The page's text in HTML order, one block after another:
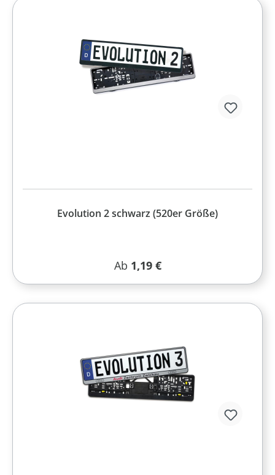
Evolution 2 schwarz (520er Größe)
Regulärer Preis:
Ab 1,19 €